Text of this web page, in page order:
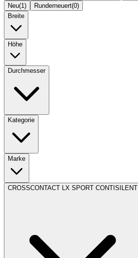
Neu(1) Runderneuert(0)
Breite
Höhe
Durchmesser
Kategorie
Marke
CROSSCONTACT LX SPORT CONTISILENT